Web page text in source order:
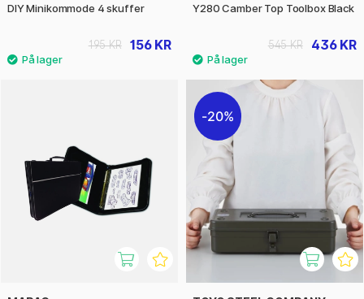
DIY Minikommode 4 skuffer
156 KR
195 KR
Y280 Camber Top Toolbox Black
436 KR
545 KR
20%